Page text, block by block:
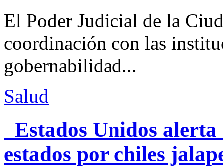
El Poder Judicial de la
coordinación con las
gobernabilidad...
Salud
Estados Unidos alerta
estados por chiles